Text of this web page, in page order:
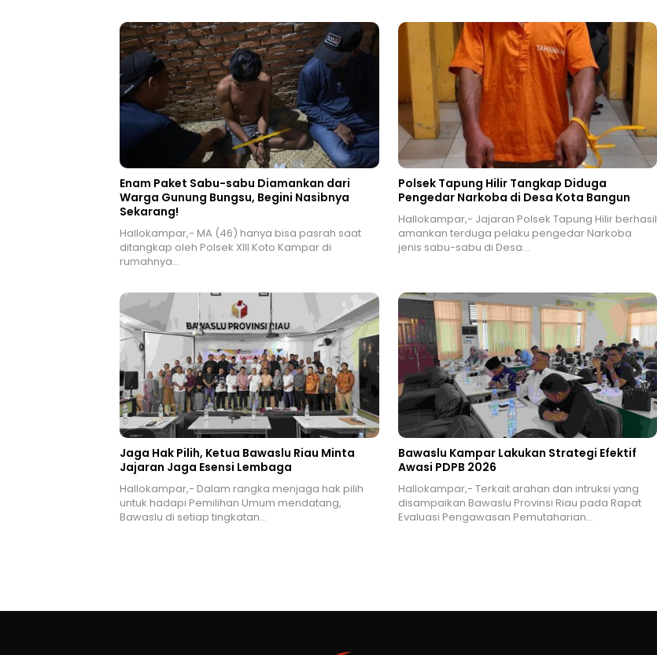
Enam Paket Sabu-sabu Diamankan dari
Warga Gunung Bungsu, Begini Nasibnya
Sekarang!
Hallokampar,- MA (46) hanya bisa pasrah saat
ditangkap oleh Polsek XIII Koto Kampar di
rumahnya…
Polsek Tapung Hilir Tangkap Diduga
Pengedar Narkoba di Desa Kota Bangun
Hallokampar,- Jajaran Polsek Tapung Hilir berhasil
amankan terduga pelaku pengedar Narkoba
jenis sabu-sabu di Desa…
Jaga Hak Pilih, Ketua Bawaslu Riau Minta
Jajaran Jaga Esensi Lembaga
Hallokampar,- Dalam rangka menjaga hak pilih
untuk hadapi Pemilihan Umum mendatang,
Bawaslu di setiap tingkatan…
Bawaslu Kampar Lakukan Strategi Efektif
Awasi PDPB 2026
Hallokampar,- Terkait arahan dan intruksi yang
disampaikan Bawaslu Provinsi Riau pada Rapat
Evaluasi Pengawasan Pemutaharian…